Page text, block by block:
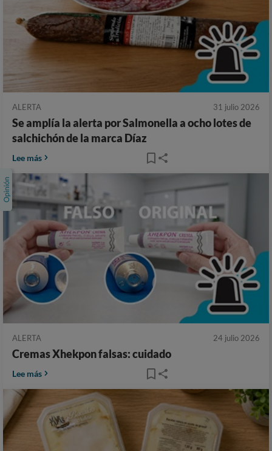
ALERTA 31 julio 2026
Se amplía la alerta por Salmonella a ocho lotes de
salchichón de la marca Díaz
Lee más
ALERTA 24 julio 2026
Cremas Xhekpon falsas: cuidado
Lee más